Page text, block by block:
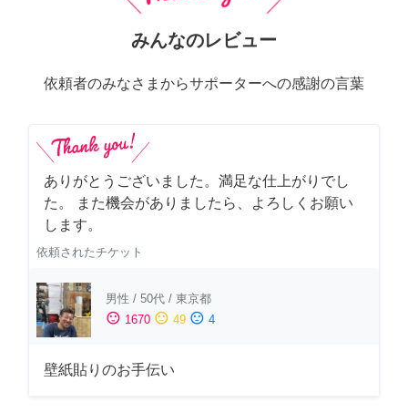
みんなのレビュー
依頼者のみなさまからサポーターへの感謝の言葉
ありがとうございました。満足な仕上がりでし
た。 また機会がありましたら、よろしくお願い
します。
依頼されたチケット
男性 / 50代 / 東京都
sentiment_satisfied 1670 sentiment_neutral 49 sentiment_dissatisfied 4
壁紙貼りのお手伝い